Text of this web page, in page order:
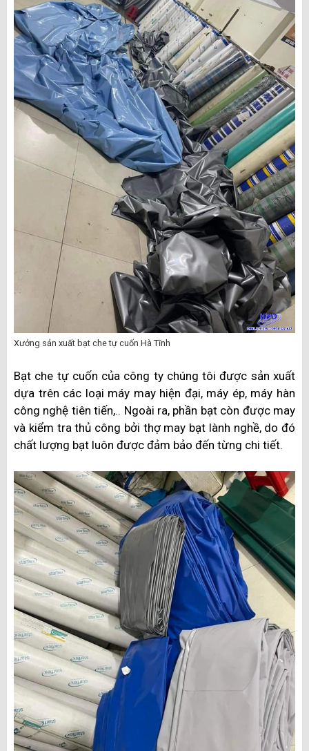
Xưởng sản xuất bạt che tự cuốn Hà Tĩnh
Bạt che tự cuốn của công ty chúng tôi được sản xuất
dựa trên các loại máy may hiện đại, máy ép, máy hàn
công nghệ tiên tiến,.. Ngoài ra, phần bạt còn được may
và kiểm tra thủ công bởi thợ may bạt lành nghề, do đó
chất lượng bạt luôn được đảm bảo đến từng chi tiết.